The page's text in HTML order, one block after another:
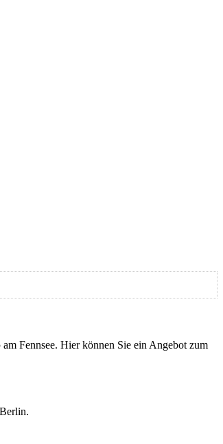
Fennsee. Hier können Sie ein Angebot zum